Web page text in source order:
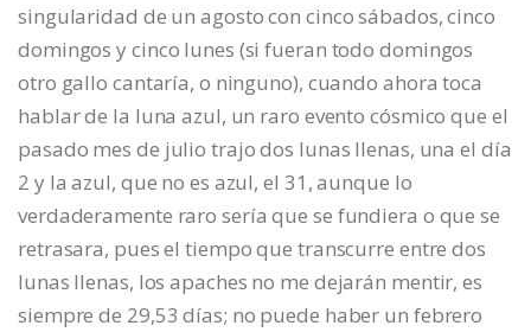
singularidad de un agosto con cinco sábados, cinco
domingos y cinco lunes (si fueran todo domingos
otro gallo cantaría, o ninguno), cuando ahora toca
hablar de la luna azul, un raro evento cósmico que el
pasado mes de julio trajo dos lunas llenas, una el día
2 y la azul, que no es azul, el 31, aunque lo
verdaderamente raro sería que se fundiera o que se
retrasara, pues el tiempo que transcurre entre dos
lunas llenas, los apaches no me dejarán mentir, es
siempre de 29,53 días; no puede haber un febrero